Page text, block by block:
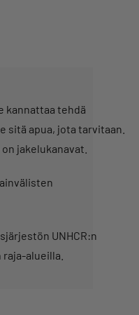
kannattaa tehdä
apua, jota tarvitaan.
jakelukanavat.
UNHCR:n
alueilla.